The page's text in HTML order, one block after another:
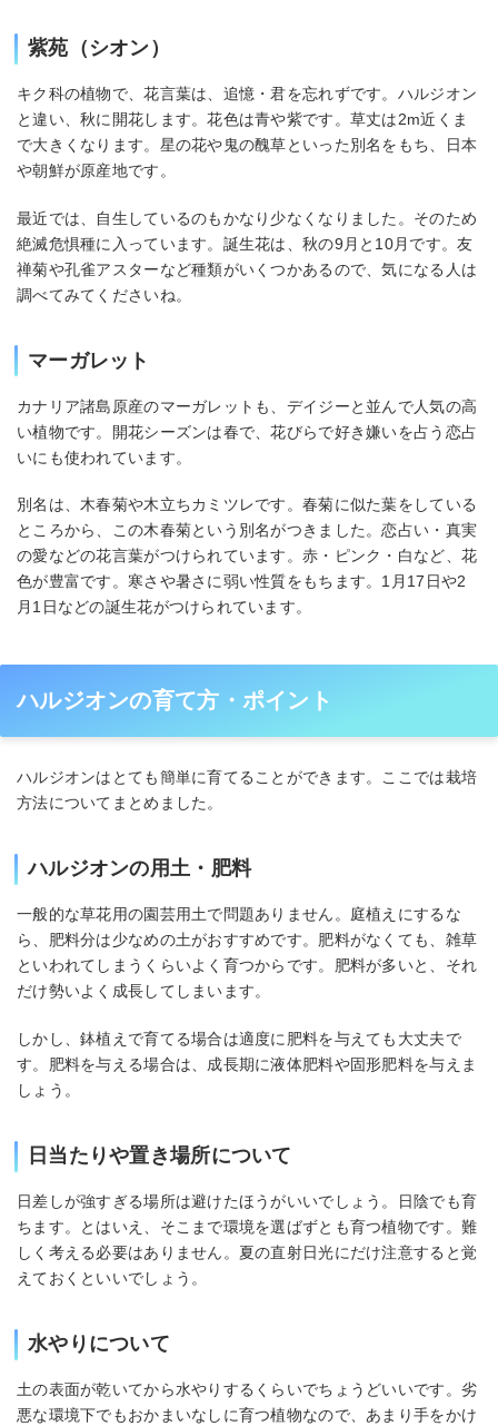
紫苑（シオン）
キク科の植物で、花言葉は、追憶・君を忘れずです。ハルジオン
と違い、秋に開花します。花色は青や紫です。草丈は2m近くま
で大きくなります。星の花や鬼の醜草といった別名をもち、日本
や朝鮮が原産地です。
最近では、自生しているのもかなり少なくなりました。そのため
絶滅危惧種に入っています。誕生花は、秋の9月と10月です。友
禅菊や孔雀アスターなど種類がいくつかあるので、気になる人は
調べてみてくださいね。
マーガレット
カナリア諸島原産のマーガレットも、デイジーと並んで人気の高
い植物です。開花シーズンは春で、花びらで好き嫌いを占う恋占
いにも使われています。
別名は、木春菊や木立ちカミツレです。春菊に似た葉をしている
ところから、この木春菊という別名がつきました。恋占い・真実
の愛などの花言葉がつけられています。赤・ピンク・白など、花
色が豊富です。寒さや暑さに弱い性質をもちます。1月17日や2
月1日などの誕生花がつけられています。
ハルジオンの育て方・ポイント
ハルジオンはとても簡単に育てることができます。ここでは栽培
方法についてまとめました。
ハルジオンの用土・肥料
一般的な草花用の園芸用土で問題ありません。庭植えにするな
ら、肥料分は少なめの土がおすすめです。肥料がなくても、雑草
といわれてしまうくらいよく育つからです。肥料が多いと、それ
だけ勢いよく成長してしまいます。
しかし、鉢植えで育てる場合は適度に肥料を与えても大丈夫で
す。肥料を与える場合は、成長期に液体肥料や固形肥料を与えま
しょう。
日当たりや置き場所について
日差しが強すぎる場所は避けたほうがいいでしょう。日陰でも育
ちます。とはいえ、そこまで環境を選ばずとも育つ植物です。難
しく考える必要はありません。夏の直射日光にだけ注意すると覚
えておくといいでしょう。
水やりについて
土の表面が乾いてから水やりするくらいでちょうどいいです。劣
悪な環境下でもおかまいなしに育つ植物なので、あまり手をかけ